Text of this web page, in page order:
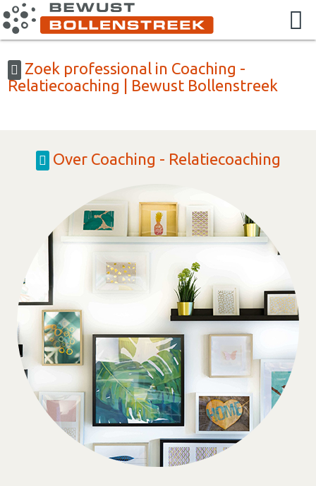
Zoek professional in Coaching -
Relatiecoaching | Bewust Bollenstreek
Over Coaching - Relatiecoaching